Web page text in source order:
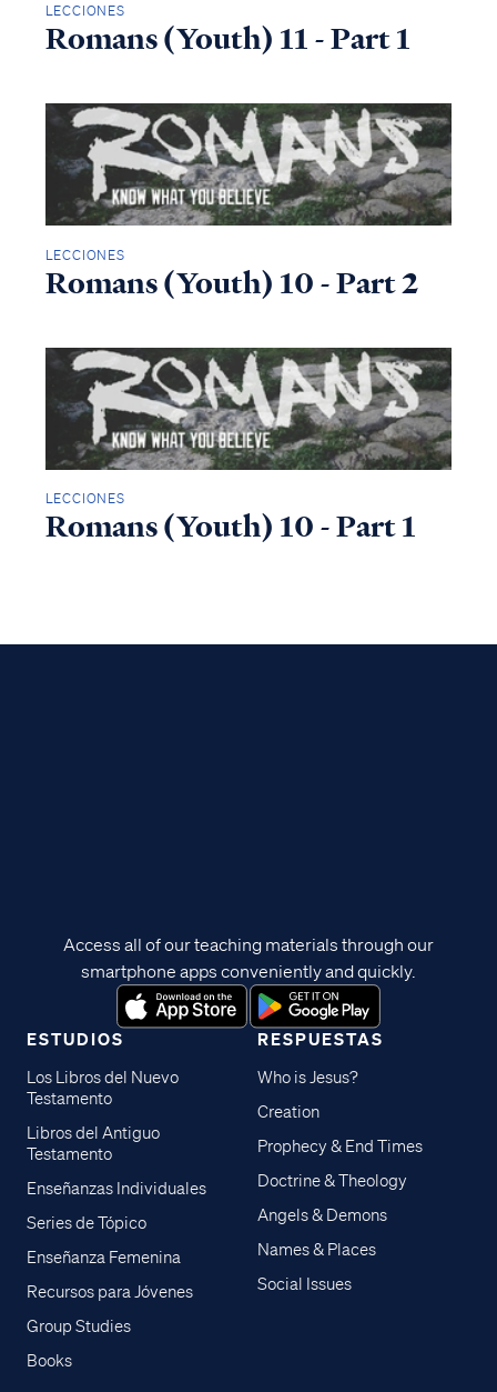
LECCIONES
Romans (Youth) 11 - Part 1
LECCIONES
Romans (Youth) 10 - Part 2
LECCIONES
Romans (Youth) 10 - Part 1
ESTUDIOS
Los Libros del Nuevo
Testamento
Libros del Antiguo
Testamento
Enseñanzas Individuales
Series de Tópico
Enseñanza Femenina
Recursos para Jóvenes
Group Studies
Books
RESPUESTAS
Who is Jesus?
Creation
Prophecy & End Times
Doctrine & Theology
Angels & Demons
Names & Places
Social Issues
Access all of our teaching materials through our
smartphone apps conveniently and quickly.